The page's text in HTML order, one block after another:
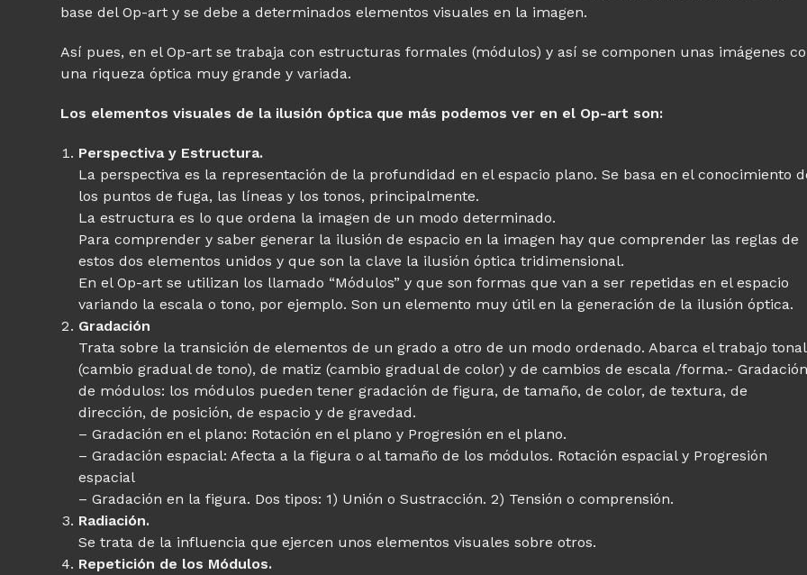
base del Op-art y se debe a determinados elementos visuales en la imagen.
Así pues, en el Op-art se trabaja con estructuras formales (módulos) y así se componen unas imágenes
una riqueza óptica muy grande y variada.
Los elementos visuales de la ilusión óptica que más podemos ver en el Op-art son:
Perspectiva y Estructura.
La perspectiva es la representación de la profundidad en el espacio plano. Se basa en el conocimiento
los puntos de fuga, las líneas y los tonos, principalmente.
La estructura es lo que ordena la imagen de un modo determinado.
Para comprender y saber generar la ilusión de espacio en la imagen hay que comprender las reglas de
estos dos elementos unidos y que son la clave la ilusión óptica tridimensional.
En el Op-art se utilizan los llamado “Módulos” y que son formas que van a ser repetidas en el espacio
variando la escala o tono, por ejemplo. Son un elemento muy útil en la generación de la ilusión óptica.
Gradación
Trata sobre la transición de elementos de un grado a otro de un modo ordenado. Abarca el trabajo tonal
(cambio gradual de tono), de matiz (cambio gradual de color) y de cambios de escala /forma.-
de módulos: los módulos pueden tener gradación de figura, de tamaño, de color, de textura, de
dirección, de posición, de espacio y de gravedad.
– Gradación en el plano: Rotación en el plano y Progresión en el plano.
– Gradación espacial: Afecta a la figura o al tamaño de los módulos. Rotación espacial y Progresión
espacial
– Gradación en la figura. Dos tipos: 1) Unión o Sustracción. 2) Tensión o comprensión.
Radiación.
Se trata de la influencia que ejercen unos elementos visuales sobre otros.
Repetición de los Módulos.